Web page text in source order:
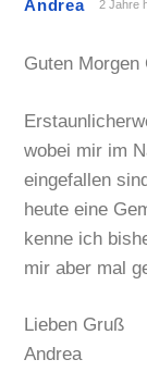
Andrea 2 Jahre
Guten Morgen
wobei mir im
eingefallen
heute eine
kenne ich
mir aber mal
Lieben Gruß
Andrea